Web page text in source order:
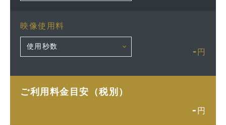
映像使用料
- 円
ご利用料金目安（税別）
- 円